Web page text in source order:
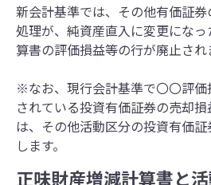
新会計基準では、その他有価証
処理が、純資産直入に変更にな
算書の評価損益等の行が廃止され
※なお、現行会計基準で〇〇評価
されている投資有価証券の売却
は、その他活動区分の投資有価
します。
正味財産増減計算書と